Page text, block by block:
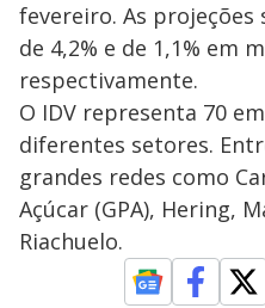
fevereiro. As projeções
de 4,2% e de 1,1% em
respectivamente.
O IDV representa 70
diferentes setores.
grandes redes como
Açúcar (GPA), Hering,
Riachuelo.